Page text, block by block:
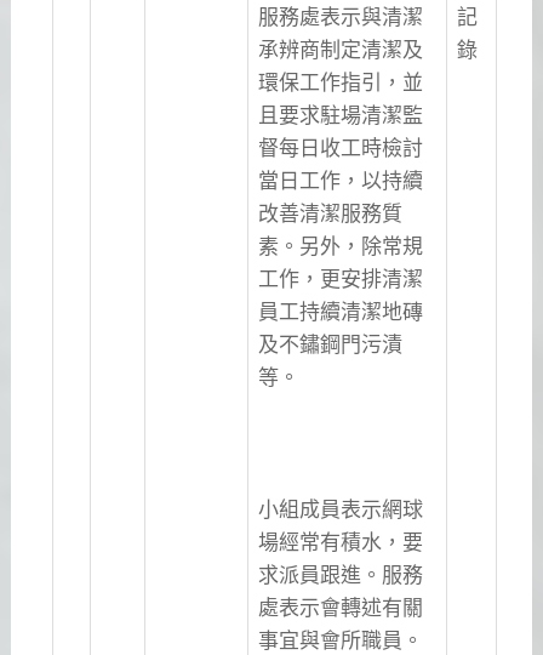
服務處表示與清潔
承辨商制定清潔及
環保工作指引，並
且要求駐場清潔監
督每日收工時檢討
當日工作，以持續
改善清潔服務質
素。另外，除常規
工作，更安排清潔
員工持續清潔地磚
及不鏽鋼門污漬
等。
小組成員表示網球
場經常有積水，要
求派員跟進。服務
處表示會轉述有關
事宜與會所職員。
記
錄